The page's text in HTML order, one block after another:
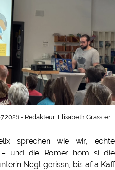
- Redakteur: Elisabeth Grassler
sprechen wie wir, echte
– und die Römer hom si die
Nogl gerissn, bis af a Kaff